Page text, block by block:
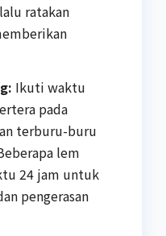
ratakan
Ikuti waktu
pada
terburu-buru
lem
24 jam untuk
pengerasan